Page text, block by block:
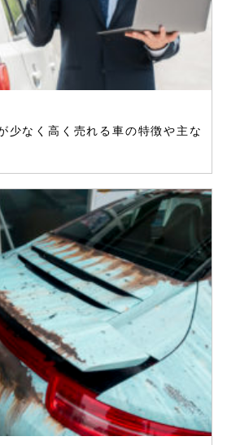
少なく高く売れる車の特徴や主な